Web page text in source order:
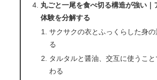
丸ごと一尾を食べ切る構造が強い｜
体験を分解する
サクサクの衣とふっくらした身
る
タルタルと醤油、交互に使うこ
わる